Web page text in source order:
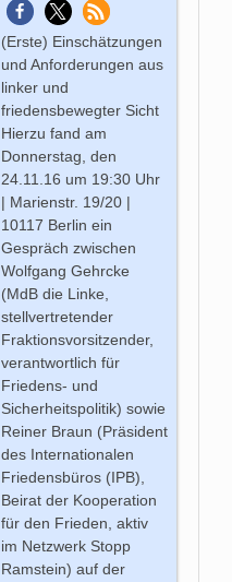
(Erste) Einschätzungen
und Anforderungen aus
linker und
friedensbewegter Sicht
Hierzu fand am
Donnerstag, den
24.11.16 um 19:30 Uhr
| Marienstr. 19/20 |
10117 Berlin ein
Gespräch zwischen
Wolfgang Gehrcke
(MdB die Linke,
stellvertretender
Fraktionsvorsitzender,
verantwortlich für
Friedens- und
Sicherheitspolitik) sowie
Reiner Braun (Präsident
des Internationalen
Friedensbüros (IPB),
Beirat der Kooperation
für den Frieden, aktiv
im Netzwerk Stopp
Ramstein) auf der